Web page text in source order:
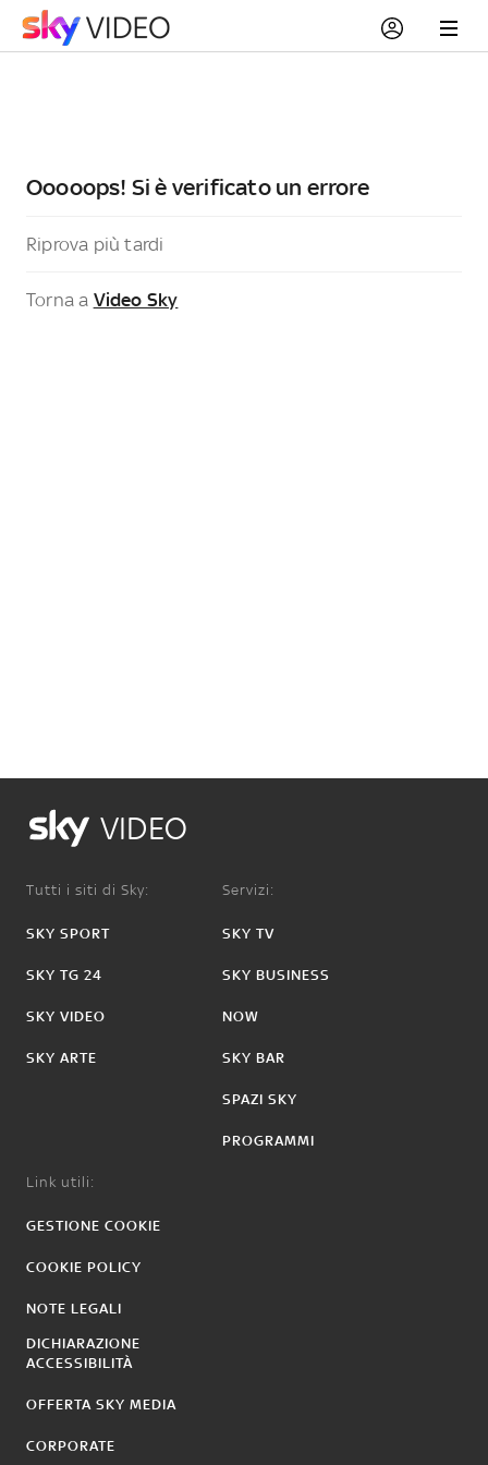
Ooooops! Si è verificato un errore
Riprova più tardi
Torna a Video Sky
VIDEO
Tutti i siti di Sky:
SKY SPORT
SKY TG 24
SKY VIDEO
SKY ARTE
Servizi:
SKY TV
SKY BUSINESS
NOW
SKY BAR
SPAZI SKY
PROGRAMMI
Link utili:
GESTIONE COOKIE
COOKIE POLICY
NOTE LEGALI
DICHIARAZIONE
ACCESSIBILITÀ
OFFERTA SKY MEDIA
CORPORATE